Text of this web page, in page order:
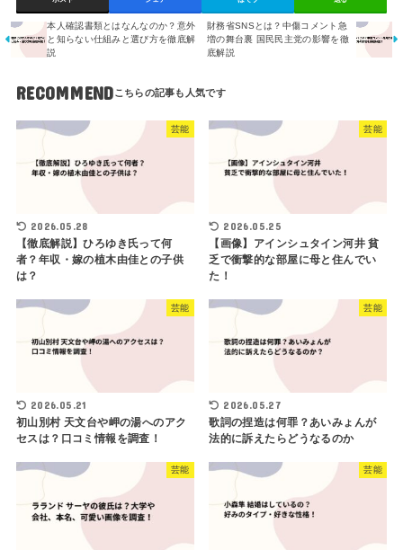
本人確認書類とはなんなのか？意外
と知らない仕組みと選び方を徹底解
説
財務省SNSとは？中傷コメント急
増の舞台裏 国民民主党の影響を徹
底解説
RECOMMEND
芸能
2026.05.28
【徹底解説】ひろゆき氏って何
者？年収・嫁の植木由佳との子供
は？
芸能
2026.05.25
【画像】アインシュタイン河井 貧
乏で衝撃的な部屋に母と住んでい
た！
芸能
2026.05.21
初山別村 天文台や岬の湯へのアク
セスは？口コミ情報を調査！
芸能
2026.05.27
歌詞の捏造は何罪？あいみょんが
法的に訴えたらどうなるのか
芸能 芸能